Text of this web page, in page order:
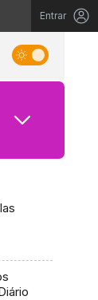
Entrar